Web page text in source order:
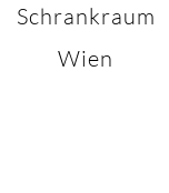
Schrankraum
Wien